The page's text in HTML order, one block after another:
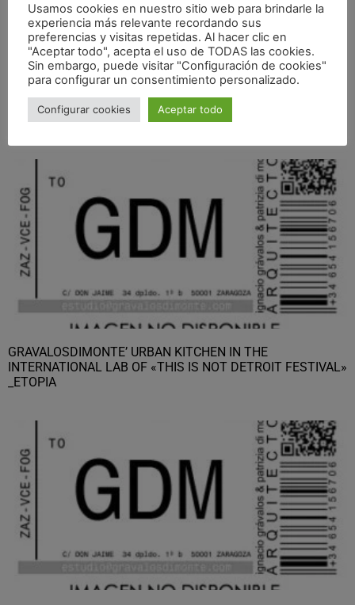
ABIERTO EL PARQUE BELLA FUORI 3 (BOLOGNA) Y FIRMA
PACTO DE COLABORACIÓN DE BIENES COMUNES
GRAVALOSDIMONTE’ URBAN KITCHEN IN THE
INTERNATIONAL LAB OF «THIS IS NOT DETROIT FESTIVAL»
_ETOPIA
Usamos cookies en nuestro sitio web para brindarle la
experiencia más relevante recordando sus
preferencias y visitas repetidas. Al hacer clic en
"Aceptar todo", acepta el uso de TODAS las cookies.
Sin embargo, puede visitar "Configuración de cookies"
para configurar un consentimiento personalizado.
Configurar cookies Aceptar todo